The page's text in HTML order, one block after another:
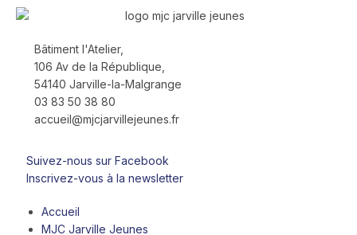
Bâtiment l'Atelier,
106 Av de la République,
54140 Jarville-la-Malgrange
03 83 50 38 80
accueil@mjcjarvillejeunes.fr
Suivez-nous sur Facebook
Inscrivez-vous à la newsletter
Accueil
MJC Jarville Jeunes